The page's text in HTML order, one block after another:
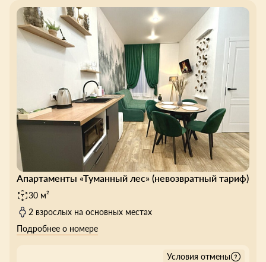
Апартаменты «Туманный лес» (невозвратный тариф)
30 м²
2 взрослых на основных местах
Подробнее о номере
Условия отмены